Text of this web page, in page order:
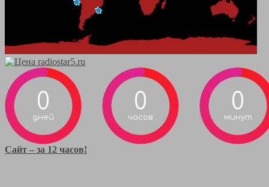
0
дней
0
часов
0
минут
Сайт – за 12 часов!